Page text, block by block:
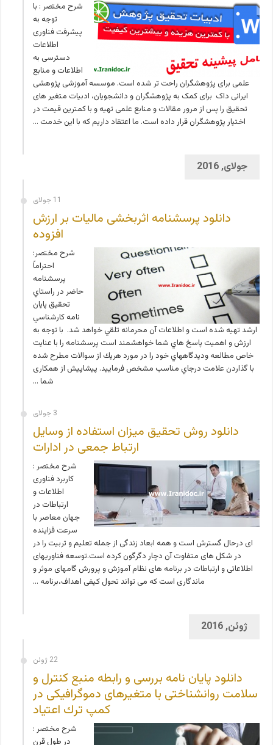
شرح مختصر : با
توجه به
پیشرفت فناوری
اطلاعات
دسترسی به
اطلاعات و منابع
علمی برای پژوهشگران راحت تر شده است. موسسه آموزشی پژوهشی
ایرانی داک برای کمک به پژوهشگران و دانشجویان، ادبیات متغیر های
تحقیق را پس از مرور مقالات و منابع علمی تهیه و با کمترین قیمت در
اختیار پژوهشگران قرار داده است. ما اعتقاد داریم که با این خدمت …
جولای, 2016
11 جولای
دانلود پرسشنامه اثربخشی مالیات بر ارزش
افزوده
شرح مختصر:
احتراماً
پرسشنامه
حاضر در راستاي
تحقيق پايان
نامه كارشناسي
ارشد تهيه شده است و اطلاعات آن محرمانه تلقي خواهد شد. با توجه به
ارزش و اهميت پاسخ هاي شما خواهشمند است پرسشنامه را با عنايت
خاص مطالعه وديدگاههاي خود را در مورد هريك از سوالات مطرح شده
با گذاردن علامت درجاي مناسب مشخص فرماييد. پیشاپیش از همکاری
شما …
3 جولای
دانلود روش تحقیق ميزان استفاده از وسایل
ارتباط جمعی در ادارات
شرح مختصر :
کاربرد فناوری
اطلاعات و
ارتباطات در
جهان معاصر با
سرعت فزاینده
ای درحال گسترش است و همه ابعاد زندگی از جمله تعلیم و تربیت را در
در شکل های متفاوت آن دچار دگرگون کرده است.توسعه فناوریهای
اطلاعاتی و ارتباطات در برنامه های نظام آموزش و پرورش گامهای موثر و
ماندگاری است که می تواند تحول کیفی اهداف،برنامه …
ژوئن, 2016
22 ژوئن
دانلود پایان نامه بررسی و رابطه منبع كنترل و
سلامت روانشناختی با متغیرهای دموگرافیکی در
كمپ ترك اعتياد
شرح مختصر :
در طول قرن